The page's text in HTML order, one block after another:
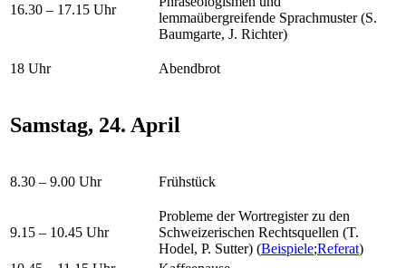
16.30 – 17.15 Uhr
lemmaübergreifende Sprachmuster (S.
Baumgarte, J. Richter)
18 Uhr Abendbrot
Samstag, 24. April
8.30 – 9.00 Uhr Frühstück
9.15 – 10.45 Uhr
Probleme der Wortregister zu den
Schweizerischen Rechtsquellen (T.
Hodel, P. Sutter) (Beispiele;Referat)